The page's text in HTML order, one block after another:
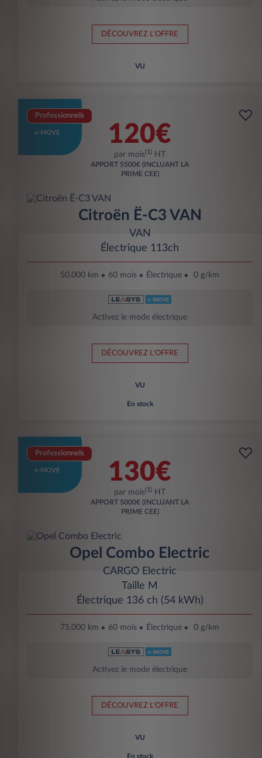
DÉCOUVREZ L'OFFRE
VU
Professionnels
e-MOVE 120€
par mois(1) HT
APPORT 5500€ (INCLUANT LA
PRIME CEE)
Citroën Ë-C3 VAN
VAN
Électrique 113ch
50.000 km 60 mois Électrique 0 g/km
Activez le mode électrique
DÉCOUVREZ L'OFFRE
VU
En stock
Professionnels
e-MOVE 130€
par mois(1) HT
APPORT 5000€ (INCLUANT LA
PRIME CEE)
Opel Combo Electric
CARGO Electric
Taille M
Électrique 136 ch (54 kWh)
75.000 km 60 mois Électrique 0 g/km
Activez le mode électrique
DÉCOUVREZ L'OFFRE
VU
En stock